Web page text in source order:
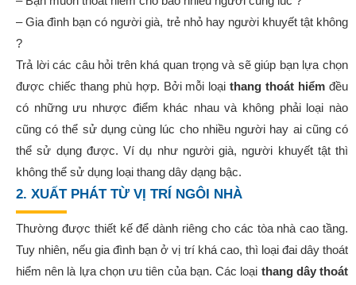
– Gia đình bạn có người già, trẻ nhỏ hay người khuyết tật không
?
Trả lời các câu hỏi trên khá quan trọng và sẽ giúp bạn lựa chọn
được chiếc thang phù hợp. Bởi mỗi loạithang thoát hiểm đều
có những ưu nhược điểm khác nhau và không phải loại nào
cũng có thể sử dụng cùng lúc cho nhiều người hay ai cũng có
thể sử dụng được. Ví dụ như người già, người khuyết tật thì
không thể sử dụng loại thang dây dạng bậc.
2. XUẤT PHÁT TỪ VỊ TRÍ NGÔI NHÀ
Thường được thiết kế để dành riêng cho các tòa nhà cao tầng.
Tuy nhiên, nếu gia đình bạn ở vị trí khá cao, thì loại đai dây thoát
hiểm nên là lựa chọn ưu tiên của bạn. Các loại thang dây thoát